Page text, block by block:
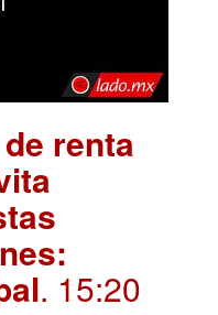
renta
. 15:20